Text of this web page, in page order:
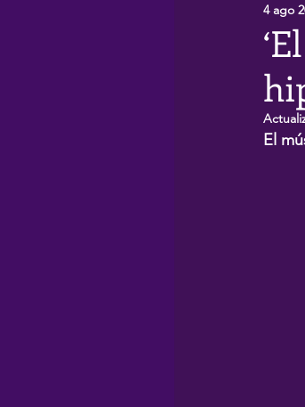
4 ago
El